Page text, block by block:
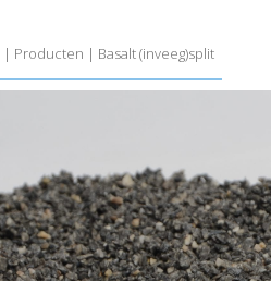
| Producten | Basalt (inveeg)split